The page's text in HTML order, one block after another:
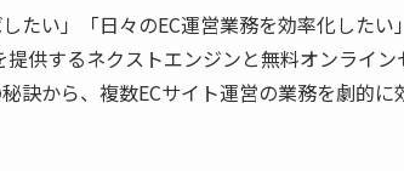
たい」「日々のEC運営業務を効率化した
供するネクストエンジンと無料オンライン
訣から、複数ECサイト運営の業務を劇的